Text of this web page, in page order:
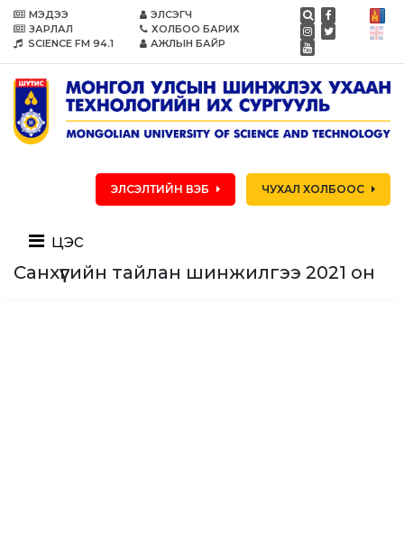
МЭДЭЭ
ЗАРЛАЛ
SCIENCE FM 94.1
ЭЛСЭГЧ
ХОЛБОО БАРИХ
АЖЛЫН БАЙР
ЭЛСЭЛТИЙН ВЭБ ЧУХАЛ ХОЛБООС
цэс
Санхүүгийн тайлан шинжилгээ 2021 он